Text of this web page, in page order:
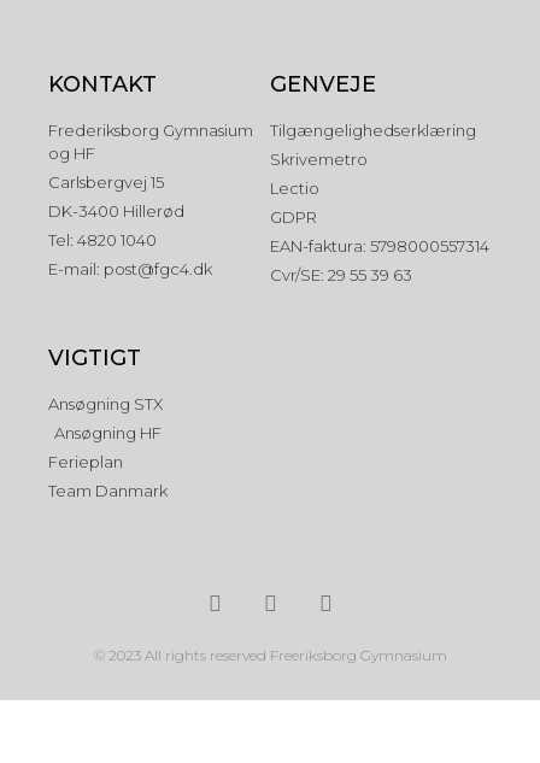
KONTAKT
Frederiksborg Gymnasium
og HF
Carlsbergvej 15
DK-3400 Hillerød
Tel: 4820 1040
E-mail: post@fgc4.dk
GENVEJE
Tilgængelighedserklæring
Skrivemetro
Lectio
GDPR
EAN-faktura: 5798000557314
Cvr/SE: 29 55 39 63
VIGTIGT
Ansøgning STX
Ansøgning HF
Ferieplan
Team Danmark
© 2023 All rights reserved Freeriksborg Gymnasium